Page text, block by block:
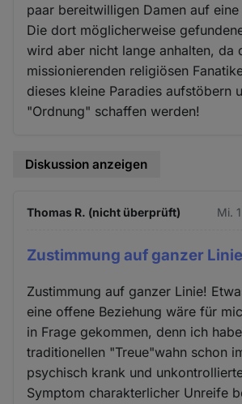
paar bereitwilligen Damen auf eine
Die dort möglicherweise
wird aber nicht lange anhalten, da
missionierenden religiösen
dieses kleine Paradies aufstöbern
"Ordnung" schaffen werden!
Diskussion anzeigen
Thomas R. (nicht überprüft) Mi.
Zustimmung auf ganzer
Zustimmung auf ganzer Linie!
eine offene Beziehung wäre für
in Frage gekommen, denn ich
traditionellen "Treue"wahn schon
psychisch krank und
Symptom charakterlicher Unreife